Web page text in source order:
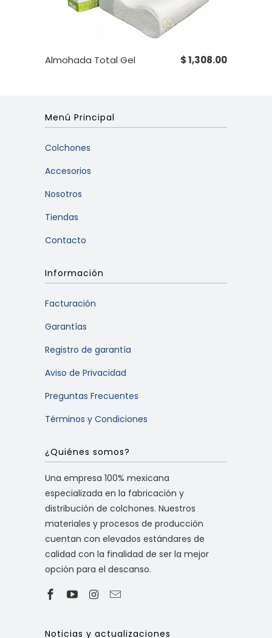
Almohada Total Gel $ 1,308.00
Menú Principal
Colchones
Accesorios
Nosotros
Tiendas
Contacto
Información
Facturación
Garantías
Registro de garantía
Aviso de Privacidad
Preguntas Frecuentes
Términos y Condiciones
¿Quiénes somos?
Una empresa 100% mexicana
especializada en la fabricación y
distribución de colchones. Nuestros
materiales y procesos de producción
cuentan con elevados estándares de
calidad con la finalidad de ser la mejor
opción para el descanso.
Noticias y actualizaciones